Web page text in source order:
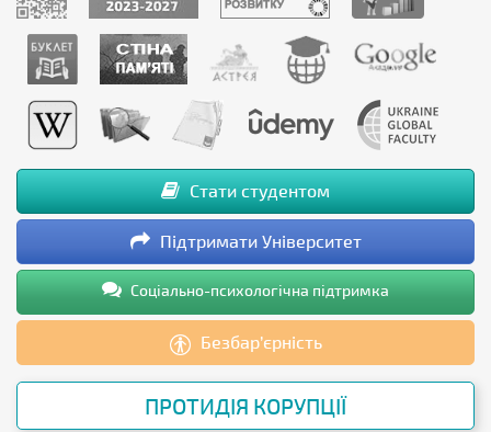
Стати студентом
Підтримати Університет
Соціально-психологічна підтримка
Безбар’єрність
ПРОТИДІЯ КОРУПЦІЇ